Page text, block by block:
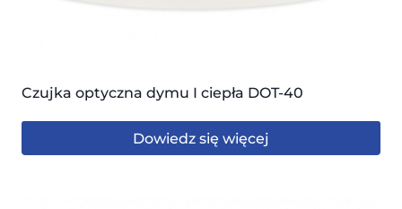
Czujka optyczna dymu I ciepła DOT-40
Dowiedz się więcej